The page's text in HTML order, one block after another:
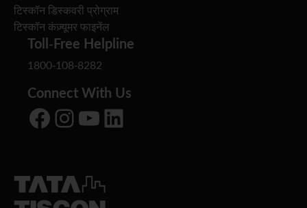
टिस्कॉन डिस्कवरी प्रोग्राम
टिस्कॉन कंज़्यूमर फाइनेंल
Toll-Free Helpline
1800-108-8282
Connect With Us
Facebook Instagram YouTube LinkedIn